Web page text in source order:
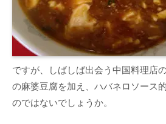
ですが、しばしば出会う中国料理店
の麻婆豆腐を加え、ハバネロソース
のではないでしょうか。